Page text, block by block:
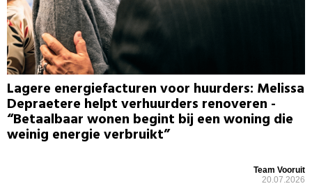
Lagere energiefacturen voor huurders: Melissa
Depraetere helpt verhuurders renoveren -
“Betaalbaar wonen begint bij een woning die
weinig energie verbruikt”
Team Vooruit
20.07.2026